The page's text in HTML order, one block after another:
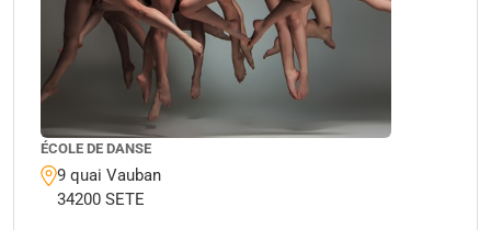
ÉCOLE DE DANSE
9 quai Vauban
34200 SETE